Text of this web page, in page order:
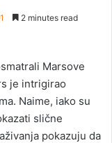
2 minutes read
Marsove
je intrigirao
Naime, iako su
slične
pokazuju da